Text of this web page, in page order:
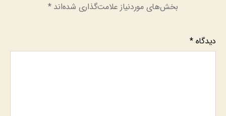
بخش‌های موردنیاز علامت‌گذاری شده‌اند*
دیدگاه*